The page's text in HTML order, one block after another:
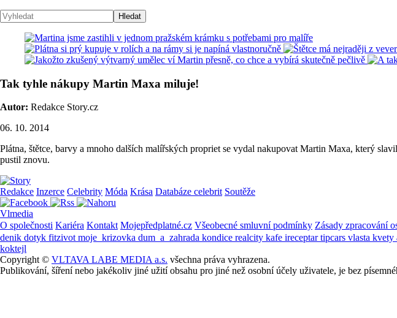
Tak tyhle nákupy Martin Maxa miluje!
Autor: Redakce Story.cz
06. 10. 2014
Plátna, štětce, barvy a mnoho dalších malířských propriet se vydal nakupovat Martin Maxa, který
pustil znovu.
Redakce Inzerce Celebrity Móda Krása Databáze celebrit Soutěže
Vlmedia
O společnosti Kariéra Kontakt Mojepředplatné.cz Všeobecné smluvní podmínky Zásady zpracování
denik dotyk fitzivot moje_krizovka dum_a_zahrada kondice realcity kafe ireceptartipcars vlasta kvety
koktejl
Copyright © VLTAVA LABE MEDIA a.s. všechna práva vyhrazena.
Publikování, šíření nebo jakékoliv jiné užití obsahu pro jiné než osobní účely uživatele, je bez